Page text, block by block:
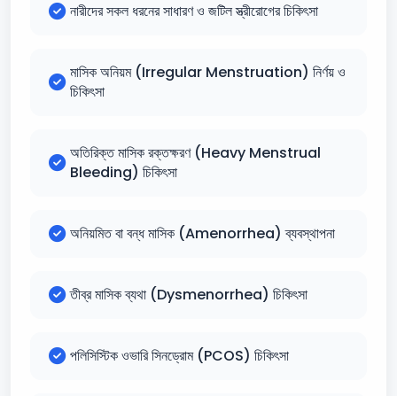
নারীদের সকল ধরনের সাধারণ ও জটিল স্ত্রীরোগের চিকিৎসা
মাসিক অনিয়ম (Irregular Menstruation) নির্ণয় ও
চিকিৎসা
অতিরিক্ত মাসিক রক্তক্ষরণ (Heavy Menstrual
Bleeding) চিকিৎসা
অনিয়মিত বা বন্ধ মাসিক (Amenorrhea) ব্যবস্থাপনা
তীব্র মাসিক ব্যথা (Dysmenorrhea) চিকিৎসা
পলিসিস্টিক ওভারি সিনড্রোম (PCOS) চিকিৎসা